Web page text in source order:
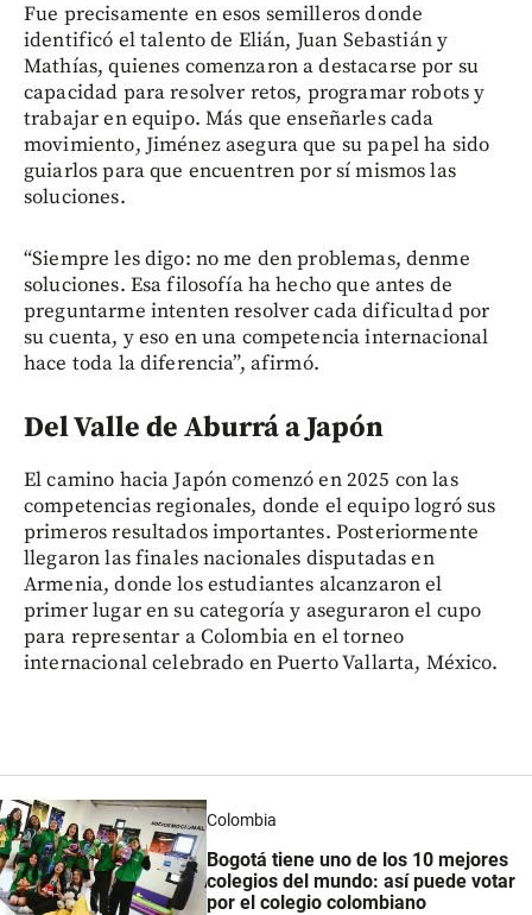
Fue precisamente en esos semilleros donde
identificó el talento de Elián, Juan Sebastián y
Mathías, quienes comenzaron a destacarse por su
capacidad para resolver retos, programar robots y
trabajar en equipo. Más que enseñarles cada
movimiento, Jiménez asegura que su papel ha sido
guiarlos para que encuentren por sí mismos las
soluciones.
“Siempre les digo: no me den problemas, denme
soluciones. Esa filosofía ha hecho que antes de
preguntarme intenten resolver cada dificultad por
su cuenta, y eso en una competencia internacional
hace toda la diferencia”, afirmó.
Del Valle de Aburrá a Japón
El camino hacia Japón comenzó en 2025 con las
competencias regionales, donde el equipo logró sus
primeros resultados importantes. Posteriormente
llegaron las finales nacionales disputadas en
Armenia, donde los estudiantes alcanzaron el
primer lugar en su categoría y aseguraron el cupo
para representar a Colombia en el torneo
internacional celebrado en Puerto Vallarta, México.
Colombia
Bogotá tiene uno de los 10 mejores
colegios del mundo: así puede votar
por el colegio colombiano